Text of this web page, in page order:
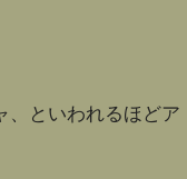
、といわれるほどア